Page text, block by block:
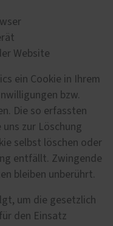
Website
ein Cookie in Ihrem
bzw.
Die so erfassten
uns zur Löschung
selbst löschen oder
entfällt. Zwingende
bleiben unberührt.
um die gesetzlich
den Einsatz